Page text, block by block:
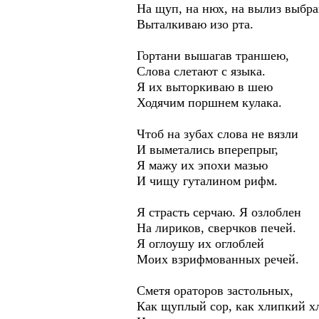
На щуп, на нюх, на вылиз
Выталкиваю изо рта.
Гортани вышагав траншею,
Слова слетают с языка.
Я их выторкиваю в шею
Ходячим поршнем кулака.
Чтоб на зубах слова не вязли
И выметались вперепрыг,
Я мажу их эпохи мазью
И чищу гуталином рифм.
Я страсть серчаю. Я озлоблен
На лириков, сверчков печей.
Я оглоушу их оглоблей
Моих взрифмованных речей.
Сметя ораторов застольных,
Как щуплый сор, как хлипкий